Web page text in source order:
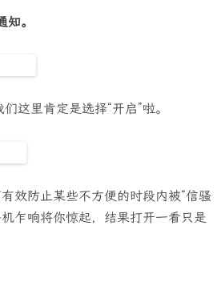
。
这里肯定是选择“开启”啦。
效防止某些不方便的时段内被“信骚
乍响将你惊起，结果打开一看只是